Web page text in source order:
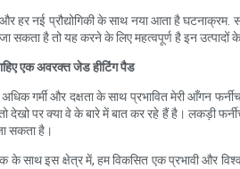
और हर नई प्रौद्योगिकी के साथ नया आता है
सकता है तो यह करने के लिए महत्वपूर्ण है इन
एक अवरक्त जेड हीटिंग पैड
अधिक गर्मी और दक्षता के साथ प्रभावित मेरी आँगन
देखो पर क्या वे के बारे में बात कर रहे हैं है। लकड़ी
सकता है।
साथ इस क्षेत्र में, हम विकसित एक प्रभावी और